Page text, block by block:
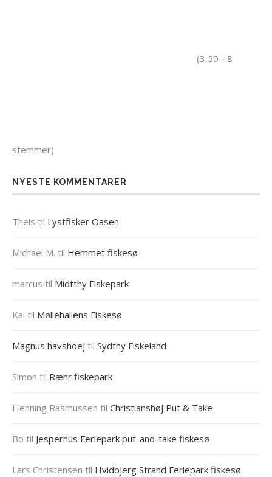
(3,50 - 8
stemmer)
NYESTE KOMMENTARER
Theis til Lystfisker Oasen
Michael M. til Hemmet fiskesø
marcus til Midtthy Fiskepark
Kai til Møllehallens Fiskesø
Magnus havshoej til Sydthy Fiskeland
Simon til Ræhr fiskepark
Henning Rasmussen til Christianshøj Put & Take
Bo til Jesperhus Feriepark put-and-take fiskesø
Lars Christensen til Hvidbjerg Strand Feriepark fiskesø